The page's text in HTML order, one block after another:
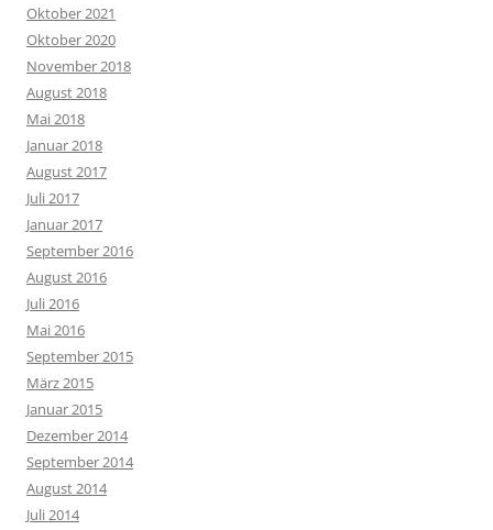
Oktober 2021
Oktober 2020
November 2018
August 2018
Mai 2018
Januar 2018
August 2017
Juli 2017
Januar 2017
September 2016
August 2016
Juli 2016
Mai 2016
September 2015
März 2015
Januar 2015
Dezember 2014
September 2014
August 2014
Juli 2014